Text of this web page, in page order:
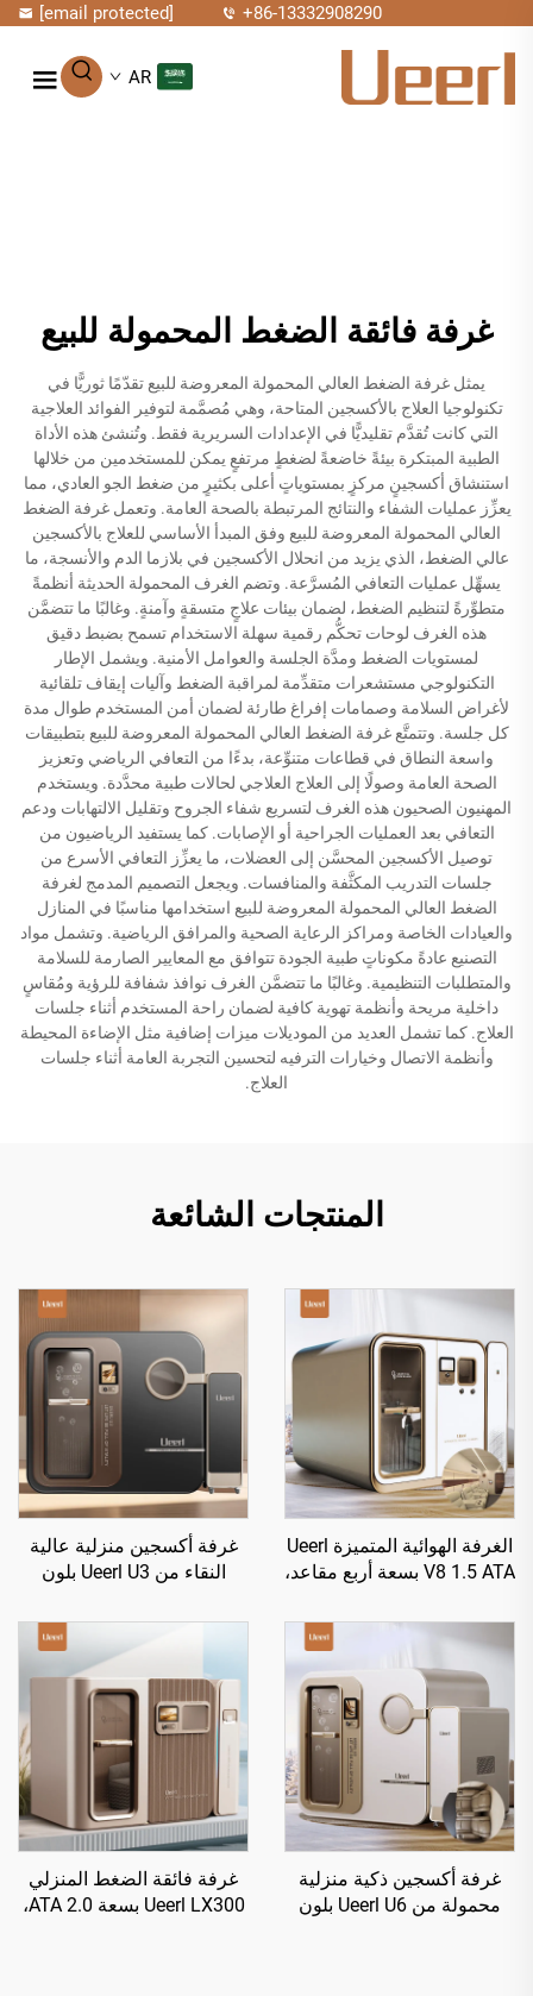
+86-13332908290
[email protected]
AR
غرفة فائقة الضغط المحمولة للبيع
يمثل غرفة الضغط العالي المحمولة المعروضة للبيع تقدّمًا ثوريًّا في
تكنولوجيا العلاج بالأكسجين المتاحة، وهي مُصمَّمة لتوفير الفوائد العلاجية
التي كانت تُقدَّم تقليديًّا في الإعدادات السريرية فقط. وتُنشئ هذه الأداة
الطبية المبتكرة بيئةً خاضعةً لضغطٍ مرتفعٍ يمكن للمستخدمين من خلالها
استنشاق أكسجينٍ مركزٍ بمستوياتٍ أعلى بكثيرٍ من ضغط الجو العادي، مما
يعزِّز عمليات الشفاء والنتائج المرتبطة بالصحة العامة. وتعمل غرفة الضغط
العالي المحمولة المعروضة للبيع وفق المبدأ الأساسي للعلاج بالأكسجين
عالي الضغط، الذي يزيد من انحلال الأكسجين في بلازما الدم والأنسجة، ما
يسهِّل عمليات التعافي المُسرَّعة. وتضم الغرف المحمولة الحديثة أنظمةً
متطوِّرةً لتنظيم الضغط، لضمان بيئات علاجٍ متسقةٍ وآمنةٍ. وغالبًا ما تتضمَّن
هذه الغرف لوحات تحكُّم رقمية سهلة الاستخدام تسمح بضبط دقيق
لمستويات الضغط ومدَّة الجلسة والعوامل الأمنية. ويشمل الإطار
التكنولوجي مستشعرات متقدِّمة لمراقبة الضغط وآليات إيقاف تلقائية
لأغراض السلامة وصمامات إفراغ طارئة لضمان أمن المستخدم طوال مدة
كل جلسة. وتتمتَّع غرفة الضغط العالي المحمولة المعروضة للبيع بتطبيقات
واسعة النطاق في قطاعات متنوِّعة، بدءًا من التعافي الرياضي وتعزيز
الصحة العامة وصولًا إلى العلاج العلاجي لحالات طبية محدَّدة. ويستخدم
المهنيون الصحيون هذه الغرف لتسريع شفاء الجروح وتقليل الالتهابات ودعم
التعافي بعد العمليات الجراحية أو الإصابات. كما يستفيد الرياضيون من
توصيل الأكسجين المحسَّن إلى العضلات، ما يعزِّز التعافي الأسرع من
جلسات التدريب المكثَّفة والمنافسات. ويجعل التصميم المدمج لغرفة
الضغط العالي المحمولة المعروضة للبيع استخدامها مناسبًا في المنازل
والعيادات الخاصة ومراكز الرعاية الصحية والمرافق الرياضية. وتشمل مواد
التصنيع عادةً مكوناتٍ طبية الجودة تتوافق مع المعايير الصارمة للسلامة
والمتطلبات التنظيمية. وغالبًا ما تتضمَّن الغرف نوافذ شفافة للرؤية ومُقاسٍ
داخلية مريحة وأنظمة تهوية كافية لضمان راحة المستخدم أثناء جلسات
العلاج. كما تشمل العديد من الموديلات ميزات إضافية مثل الإضاءة المحيطة
وأنظمة الاتصال وخيارات الترفيه لتحسين التجربة العامة أثناء جلسات
العلاج.
المنتجات الشائعة
الغرفة الهوائية المتميزة Ueerl
V8 1.5 ATA بسعة أربع مقاعد،
الأول
غرفة أكسجين منزلية عالية
النقاء من Ueerl U3 بلون
المدني عالي الجودة
غرفة أكسجين ذكية منزلية
محمولة من Ueerl U6 بلون
غرفة فائقة الضغط المنزلي
Ueerl LX300 بسعة 2.0 ATA،